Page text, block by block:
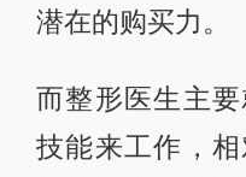
潜在的购买力。
而整形医生主
技能来工作，